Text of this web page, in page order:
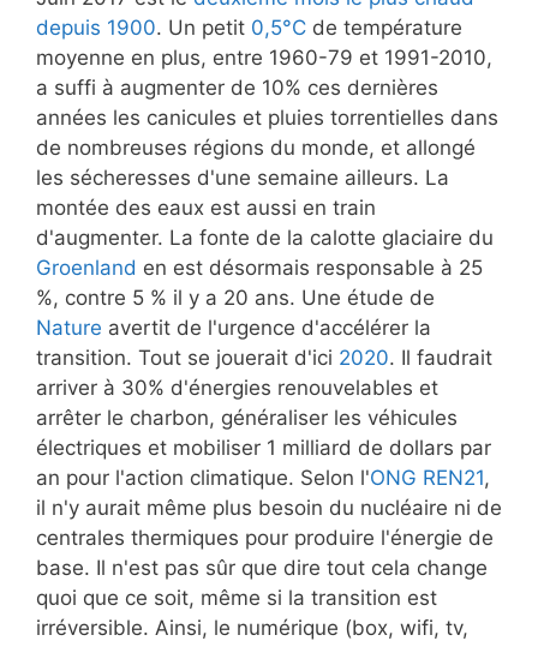
depuis 1900. Un petit 0,5°C de température
moyenne en plus, entre 1960-79 et 1991-2010,
a suffi à augmenter de 10% ces dernières
années les canicules et pluies torrentielles dans
de nombreuses régions du monde, et allongé
les sécheresses d'une semaine ailleurs. La
montée des eaux est aussi en train
d'augmenter. La fonte de la calotte glaciaire du
Groenland en est désormais responsable à 25
%, contre 5 % il y a 20 ans. Une étude de
Nature avertit de l'urgence d'accélérer la
transition. Tout se jouerait d'ici 2020. Il faudrait
arriver à 30% d'énergies renouvelables et
arrêter le charbon, généraliser les véhicules
électriques et mobiliser 1 milliard de dollars par
an pour l'action climatique. Selon l'ONG REN21,
il n'y aurait même plus besoin du nucléaire ni de
centrales thermiques pour produire l'énergie de
base. Il n'est pas sûr que dire tout cela change
quoi que ce soit, même si la transition est
irréversible. Ainsi, le numérique (box, wifi, tv,